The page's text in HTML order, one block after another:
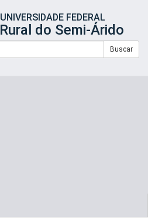
UNIVERSIDADE FEDERAL
Rural do Semi-Árido
Buscar